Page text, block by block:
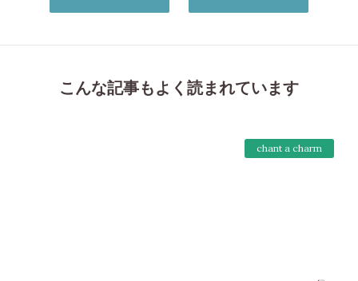
こんな記事もよく読まれています
chant a charm